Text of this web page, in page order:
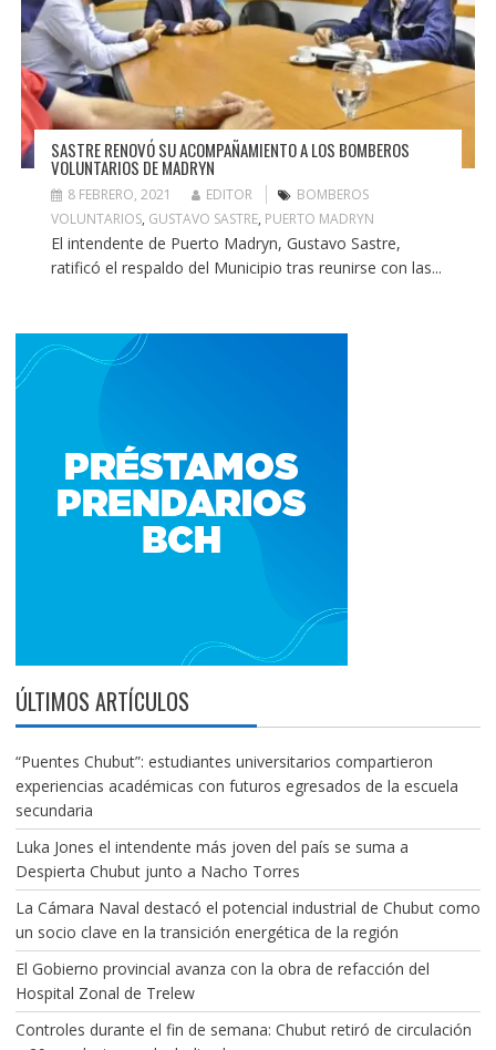
SASTRE RENOVÓ SU ACOMPAÑAMIENTO A LOS BOMBEROS
VOLUNTARIOS DE MADRYN
8 FEBRERO, 2021 EDITOR
BOMBEROS
VOLUNTARIOS, GUSTAVO SASTRE, PUERTO MADRYN
El intendente de Puerto Madryn, Gustavo Sastre,
ratificó el respaldo del Municipio tras reunirse con las...
ÚLTIMOS ARTÍCULOS
“Puentes Chubut”: estudiantes universitarios compartieron
experiencias académicas con futuros egresados de la escuela
secundaria
Luka Jones el intendente más joven del país se suma a
Despierta Chubut junto a Nacho Torres
La Cámara Naval destacó el potencial industrial de Chubut como
un socio clave en la transición energética de la región
El Gobierno provincial avanza con la obra de refacción del
Hospital Zonal de Trelew
Controles durante el fin de semana: Chubut retiró de circulación